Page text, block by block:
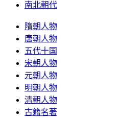
南北朝代
隋朝人物
唐朝人物
五代十国
宋朝人物
元朝人物
明朝人物
清朝人物
古籍名著